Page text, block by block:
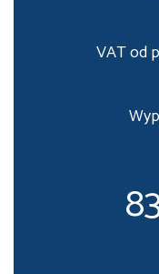
VAT od